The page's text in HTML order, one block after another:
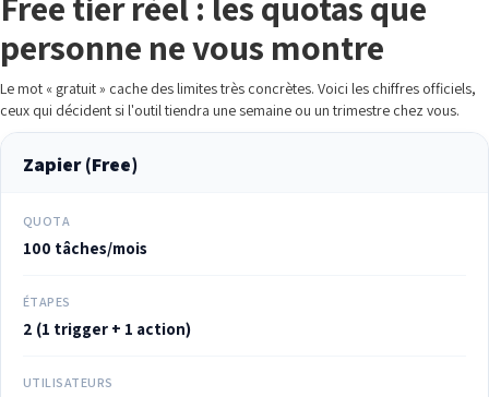
personne ne vous montre
Le mot « gratuit » cache des limites très concrètes. Voici les chiffres officiels,
ceux qui décident si l'outil tiendra une semaine ou un trimestre chez vous.
Zapier (Free)
QUOTA
100 tâches/mois
ÉTAPES
2 (1 trigger + 1 action)
UTILISATEURS